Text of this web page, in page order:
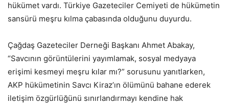
hükümet vardı. Türkiye Gazeteciler Cemiyeti de hükümetin
sansürü meşru kılma çabasında olduğunu duyurdu.
Çağdaş Gazeteciler Derneği Başkanı Ahmet Abakay,
“Savcının görüntülerini yayımlamak, sosyal medyaya
erişimi kesmeyi meşru kılar mı?” sorusunu yanıtlarken,
AKP hükümetinin Savcı Kiraz’ın ölümünü bahane ederek
iletişim özgürlüğünü sınırlandırmayı kendine hak